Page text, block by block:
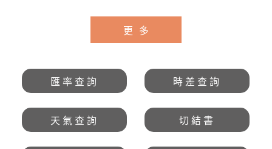
$28800起
更多
匯率查詢 時差查詢
天氣查詢 切結書